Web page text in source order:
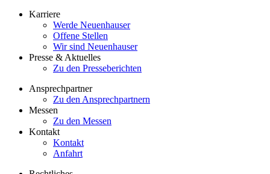
Karriere
Werde Neuenhauser
Offene Stellen
Wir sind Neuenhauser
Presse & Aktuelles
Zu den Presseberichten
Ansprechpartner
Zu den Ansprechpartnern
Messen
Zu den Messen
Kontakt
Kontakt
Anfahrt